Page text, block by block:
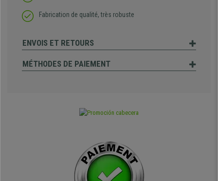
Fabrication de qualité, très robuste
ENVOIS ET RETOURS
MÉTHODES DE PAIEMENT